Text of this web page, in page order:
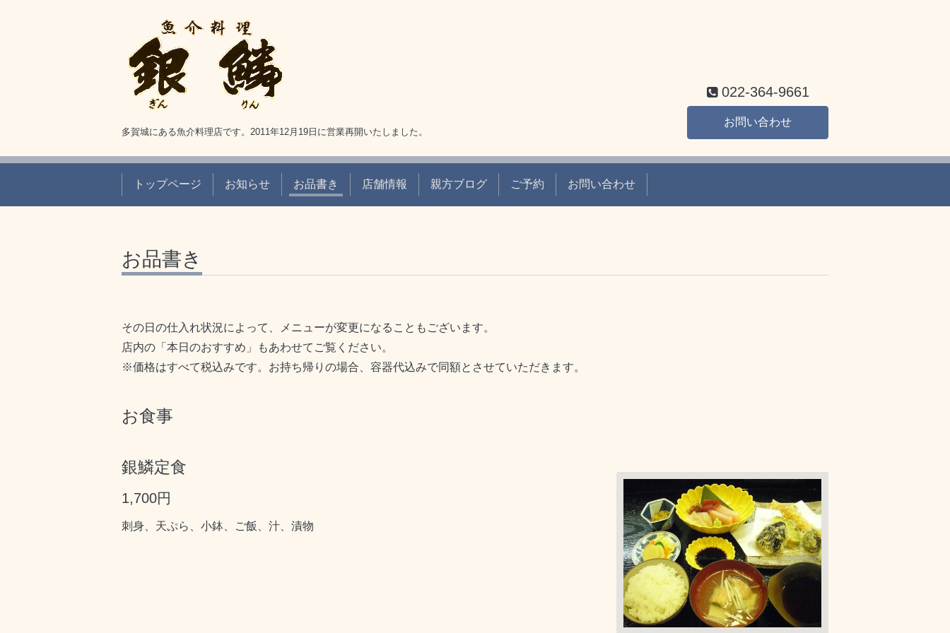
多賀城にある魚介料理店です。2011年12月19日に営業再開いたしました。
022-364-9661
お問い合わせ
トップページ お知らせ お品書き 店舗情報 親方ブログ ご予約 お問い合わせ
お品書き
その日の仕入れ状況によって、メニューが変更になることもございます。
店内の「本日のおすすめ」もあわせてご覧ください。
※価格はすべて税込みです。お持ち帰りの場合、容器代込みで同額とさせていただきます。
お食事
銀鱗定食
1,700円
刺身、天ぷら、小鉢、ご飯、汁、漬物